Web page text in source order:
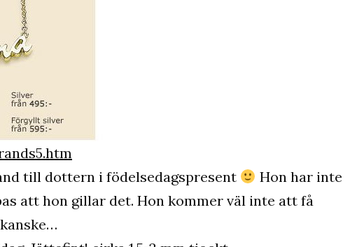
till dottern i födelsedagspresent
Hon har inte
att hon gillar det. Hon kommer väl inte att få